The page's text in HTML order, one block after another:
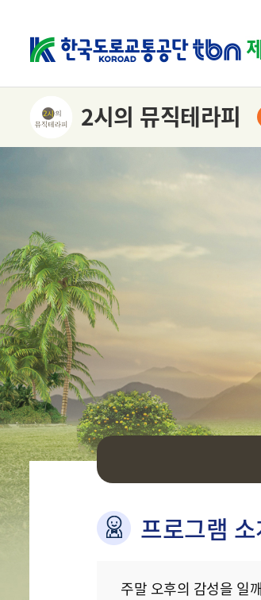
2시의 뮤직테라피
프로그램 소
주말 오후의 감성을 일